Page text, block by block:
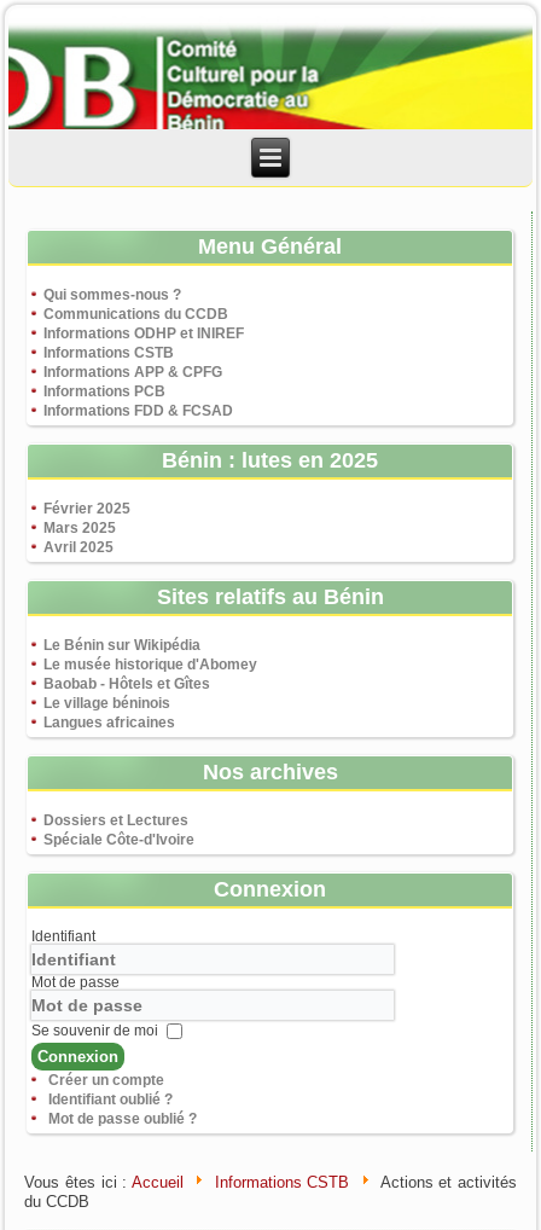
Menu Général
Qui sommes-nous ?
Communications du CCDB
Informations ODHP et INIREF
Informations CSTB
Informations APP & CPFG
Informations PCB
Informations FDD & FCSAD
Bénin : lutes en 2025
Février 2025
Mars 2025
Avril 2025
Sites relatifs au Bénin
Le Bénin sur Wikipédia
Le musée historique d'Abomey
Baobab - Hôtels et Gîtes
Le village béninois
Langues africaines
Nos archives
Dossiers et Lectures
Spéciale Côte-d'Ivoire
Connexion
Identifiant
Mot de passe
Se souvenir de moi
Connexion
Créer un compte
Identifiant oublié ?
Mot de passe oublié ?
Vous êtes ici : Accueil Informations CSTB
Actions et activités
du CCDB